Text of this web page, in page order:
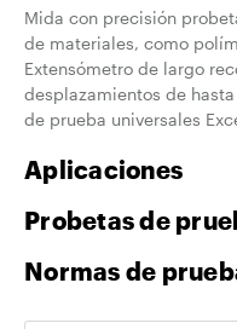
Mida con precisión
de materiales, como
Extensómetro de largo
desplazamientos de
de prueba universales
Aplicaciones
Probetas de
Normas de